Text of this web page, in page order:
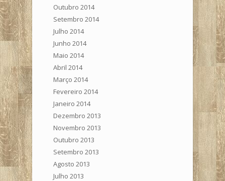
Outubro 2014
Setembro 2014
Julho 2014
Junho 2014
Maio 2014
Abril 2014
Março 2014
Fevereiro 2014
Janeiro 2014
Dezembro 2013
Novembro 2013
Outubro 2013
Setembro 2013
Agosto 2013
Julho 2013